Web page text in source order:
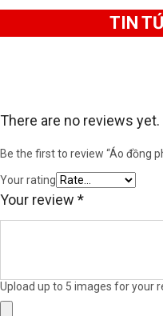
lịch cho người mặc.
TIN
There are no reviews yet.
Be the first to review “Áo đồng
Your rating
Your review *
Upload up to 5 images for your